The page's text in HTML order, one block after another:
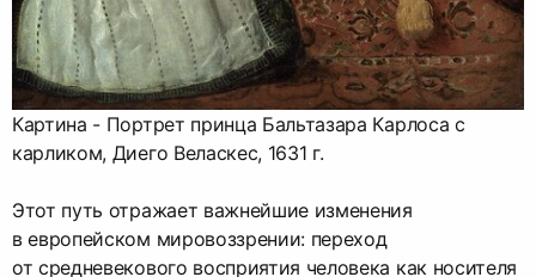
Картина - Портрет принца Бальтазара Карлоса с
карликом, Диего Веласкес, 1631 г.
Этот путь отражает важнейшие изменения
в европейском мировоззрении: переход
от средневекового восприятия человека как носителя